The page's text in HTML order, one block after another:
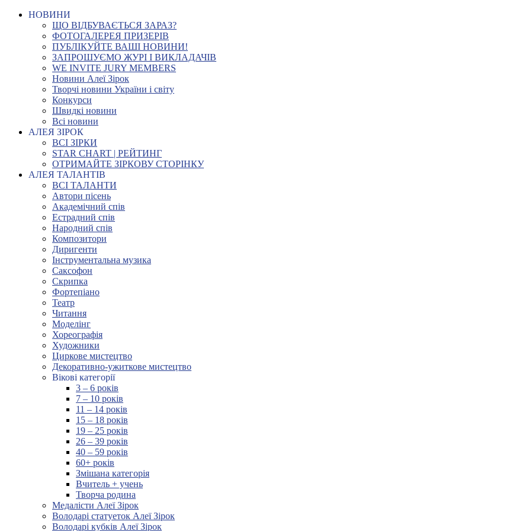
НОВИНИ
ЩО ВІДБУВАЄТЬСЯ ЗАРАЗ?
ФОТОГАЛЕРЕЯ ПРИЗЕРІВ
ПУБЛІКУЙТЕ ВАШІ НОВИНИ!
ЗАПРОШУЄМО ЖУРІ І ВИКЛАДАЧІВ
WE INVITE JURY MEMBERS
Новини Алеї Зірок
Творчі новини України і світу
Конкурси
Швидкі новини
Всі новини
АЛЕЯ ЗІРОК
ВСІ ЗІРКИ
STAR CHART | РЕЙТИНГ
ОТРИМАЙТЕ ЗІРКОВУ СТОРІНКУ
АЛЕЯ ТАЛАНТІВ
ВСІ ТАЛАНТИ
Автори пісень
Академічний спів
Естрадний спів
Народний спів
Композитори
Диригенти
Інструментальна музика
Саксофон
Скрипка
Фортепіано
Театр
Читання
Моделінг
Хореографія
Художники
Циркове мистецтво
Декоративно-ужиткове мистецтво
Вікові категорії
3 – 6 років
7 – 10 років
11 – 14 років
15 – 18 років
19 – 25 років
26 – 39 років
40 – 59 років
60+ років
Змішана категорія
Вчитель + учень
Творча родина
Медалісти Алеї Зірок
Володарі статуеток Алеї Зірок
Володарі кубків Алеї Зірок